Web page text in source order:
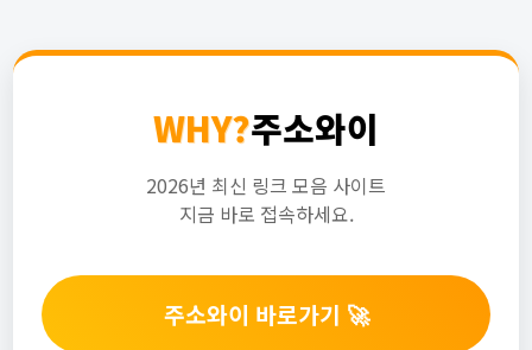
WHY?주소와이
2026년 최신 링크 모음 사이트
지금 바로 접속하세요.
주소와이 바로가기 🚀